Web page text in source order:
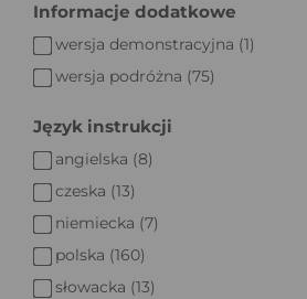
Informacje dodatkowe
wersja demonstracyjna (1)
wersja podróżna (75)
Język instrukcji
angielska (8)
czeska (13)
niemiecka (7)
polska (160)
słowacka (13)